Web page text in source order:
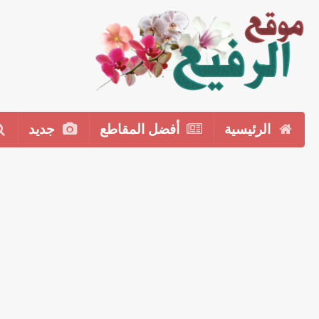
الرئيسية أفضل المقاطع جديد